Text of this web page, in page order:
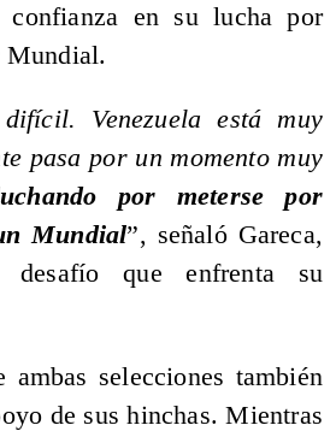
confianza en su lucha por
Mundial.
Venezuela está muy
pasa por un momento muy
por meterse por
Mundial”, señaló Gareca,
desafío que enfrenta su
ambas selecciones también
de sus hinchas. Mientras